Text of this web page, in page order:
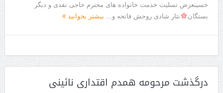
حسینعرض تسلیت خدمت خانواده های محترم حاجی نقدی و دیگر
بستگان
نثار شادی روحش فاتحه و... بیشتر بخوانید
درگذشت مرحومه همدم اقتداری نائینی